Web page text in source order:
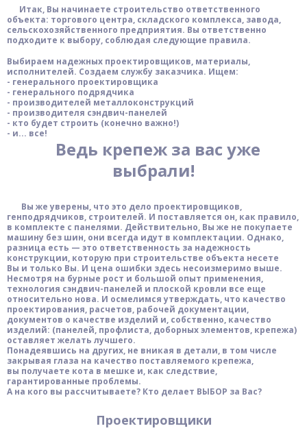
Итак, Вы начинаете строительство ответственного
объекта: торгового центра, складского комплекса, завода,
сельскохозяйственного предприятия. Вы ответственно
подходите к выбору, соблюдая следующие правила.
Выбираем надежных проектировщиков, материалы,
исполнителей. Создаем службу заказчика. Ищем:
- генерального проектировщика
- генерального подрядчика
- производителей металлоконструкций
- производителя сэндвич-панелей
- кто будет строить (конечно важно!)
- и... все!
Ведь крепеж за вас уже
выбрали!
Вы же уверены, что это дело проектировщиков,
генподрядчиков, строителей. И поставляется он, как правило,
в комплекте с панелями. Действительно, Вы же не покупаете
машину без шин, они всегда идут в комплектации. Однако,
разница есть — это ответственность за надежность
конструкции, которую при строительстве объекта несете
Вы и только Вы. И цена ошибки здесь несоизмеримо выше.
Несмотря на бурные рост и большой опыт применения,
технология сэндвич-панелей и плоской кровли все еще
относительно нова. И осмелимся утверждать, что качество
проектирования, расчетов, рабочей документации,
документов о качестве изделий и, собственно, качество
изделий: (панелей, профлиста, доборных элементов, крепежа)
оставляет желать лучшего.
Понадеявшись на других, не вникая в детали, в том числе
закрывая глаза на качество поставляемого крепежа,
вы получаете кота в мешке и, как следствие,
гарантированные проблемы.
А на кого вы рассчитываете? Кто делает ВЫБОР за Вас?
Проектировщики